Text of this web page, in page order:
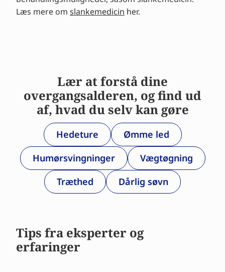
Læs mere om slankemedicin her.
Lær at forstå dine
overgangsalderen, og find ud
af, hvad du selv kan gøre
Hedeture
Ømme led
Humørsvingninger
Vægtøgning
Træthed
Dårlig søvn
Tips fra eksperter og
erfaringer